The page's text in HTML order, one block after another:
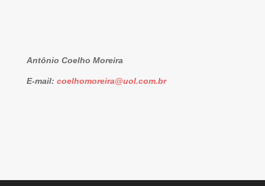
Antônio Coelho Moreira
E-mail: coelhomoreira@uol.com.br